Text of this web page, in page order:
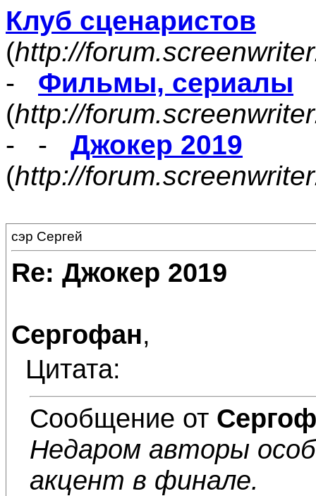
Клуб сценаристов
(http://
- Фильмы, сериалы
(http://
- - Джокер 2019
(http://
сэр Сергей
Re: Джокер 2019
Сергофан,
Цитата:
Сообщение от
Недаром авторы
акцент в финале.